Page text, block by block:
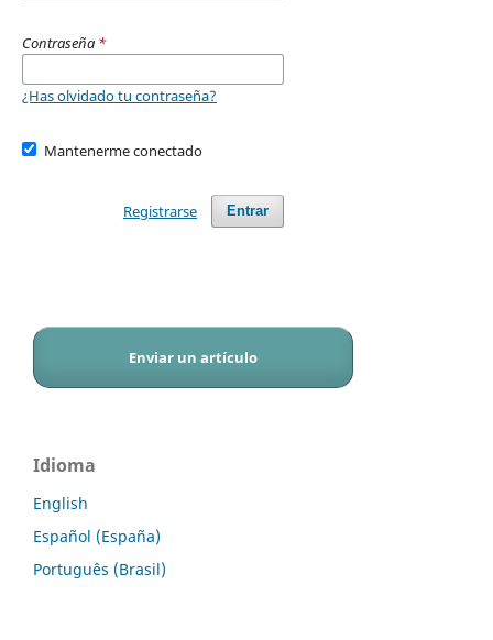
Contraseña *
¿Has olvidado tu contraseña?
Mantenerme conectado
Entrar
Registrarse
Enviar un artículo
Idioma
English
Español (España)
Português (Brasil)